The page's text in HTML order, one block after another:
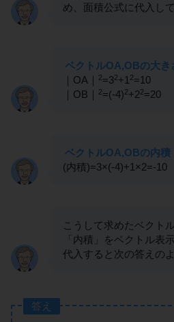
め、面積公式に代入し
ベクトルOA,OBの大き
｜OA｜
2=32+1 2=10
｜OB｜
2=(-4)2+22=20
ベクトルOA,OBの内積
(内積)=3×(-4)+1×2=-10
こうして求めたベクト
「内積」をベクトル表
代入すると次の答えの
答え